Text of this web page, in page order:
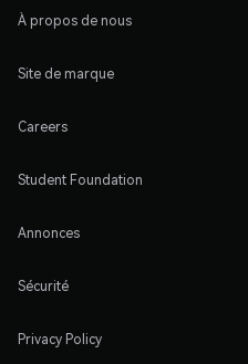
À propos de nous
Site de marque
Careers
Student Foundation
Annonces
Sécurité
Privacy Policy